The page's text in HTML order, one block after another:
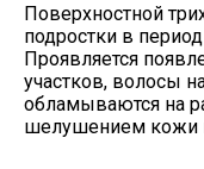
Поверхностной
подростки в
Проявляется
участков, волосы
обламываются на
шелушением кожи